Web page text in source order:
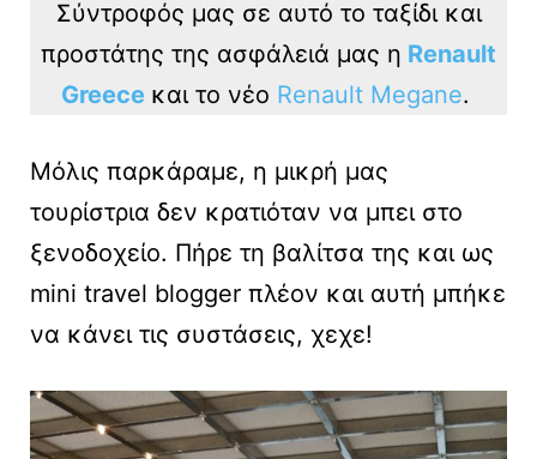
Σύντροφός μας σε αυτό το ταξίδι και
προστάτης της ασφάλειά μας η Renault
Greece και το νέο Renault Megane.
Μόλις παρκάραμε, η μικρή μας
τουρίστρια δεν κρατιόταν να μπει στο
ξενοδοχείο. Πήρε τη βαλίτσα της και ως
mini travel blogger πλέον και αυτή μπήκε
να κάνει τις συστάσεις, χεχε!